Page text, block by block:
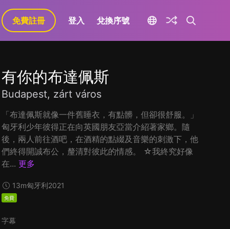
免費註冊 登入 兌換序號
有你的布達佩斯
Budapest, zárt város
「布達佩斯就像一件舊睡衣，有點髒，但卻很舒服。」
匈牙利少年彼得正在向英國朋友亞當介紹著家鄉。隨
後，兩人前往酒吧，在酒精的點綴及音樂的刺激下，他
們終得開誠布公，釐清對彼此的情感。 ☆我終究好像
在... 更多
13m匈牙利2021
免費
字幕